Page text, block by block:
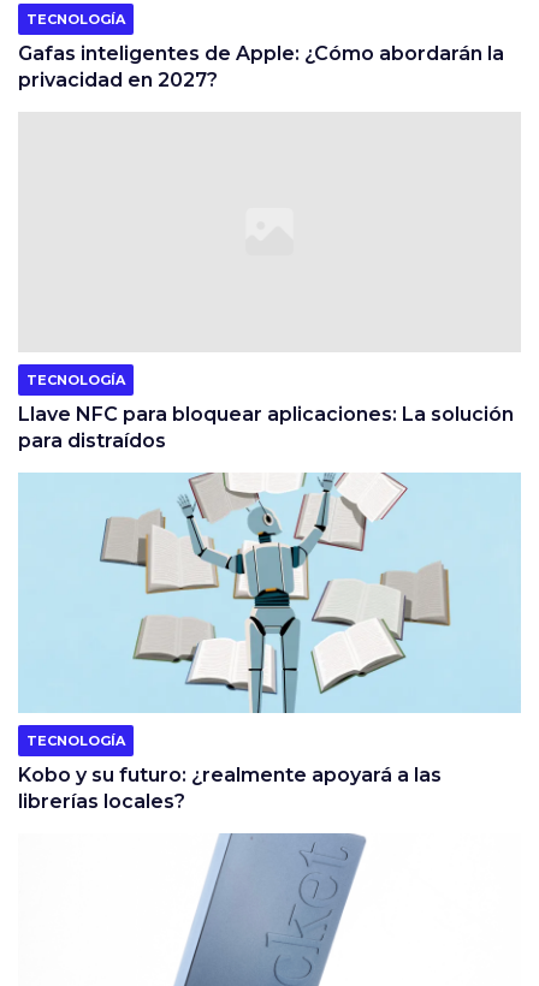
TECNOLOGÍA
Gafas inteligentes de Apple: ¿Cómo abordarán la
privacidad en 2027?
TECNOLOGÍA
Llave NFC para bloquear aplicaciones: La solución
para distraídos
TECNOLOGÍA
Kobo y su futuro: ¿realmente apoyará a las
librerías locales?